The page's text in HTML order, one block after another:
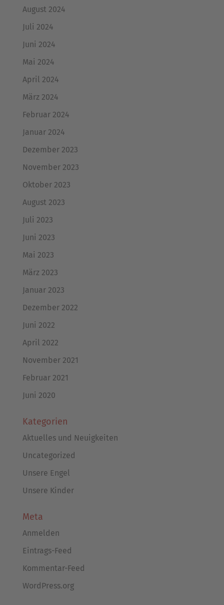
August 2024
Juli 2024
Juni 2024
Mai 2024
April 2024
März 2024
Februar 2024
Januar 2024
Dezember 2023
November 2023
Oktober 2023
August 2023
Juli 2023
Juni 2023
Mai 2023
März 2023
Januar 2023
Dezember 2022
Juni 2022
April 2022
November 2021
Februar 2021
Juni 2020
Kategorien
Aktuelles und Neuigkeiten
Uncategorized
Unsere Engel
Unsere Kinder
Meta
Anmelden
Eintrags-Feed
Kommentar-Feed
WordPress.org